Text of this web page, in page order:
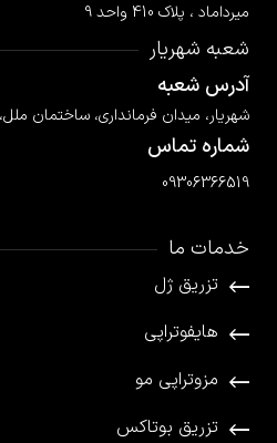
میرداماد ، پلاک 410 واحد 9
شعبه شهریار
آدرس شعبه
شهریار، میدان فرمانداری، ساختمان
شماره تماس
09306366519
خدمات ما
تزریق ژل
هایفوتراپی
مزوتراپی مو
تزریق بوتاکس